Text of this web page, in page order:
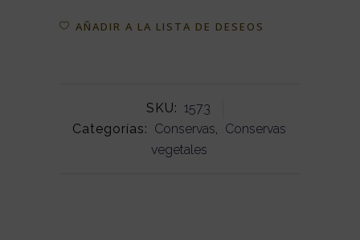
AÑADIR A LA LISTA DE DESEOS
SKU: 1573
Categorías: Conservas, Conservas
vegetales